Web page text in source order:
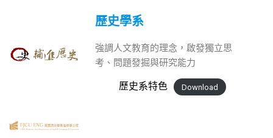
歷史學系
強調人文教育的理念，啟發獨立思
考、問題發掘與研究能力
歷史系特色 Download